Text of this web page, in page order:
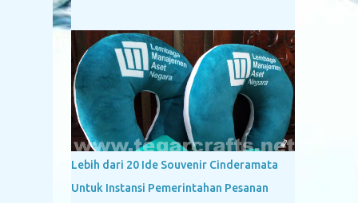
pokok-pokok pikiran yang ia tuangkan
dalam sebuah Proposal Disertasi di
hadapan Komisi Penguji Proposal Disertasi.
Jika komisi penguji menyatakan sebuah
proposal Disertasi layak untuk
ditindaklanjuti menjadi sebuah Disertasi,
maka peserta berhak menyandang titel
Kandidat Doktor. Tegarcrafts sebagai
perusahaan spesialis penyedia souvenir
perbankan juga menyediakan berbagai
Lebih dari 20 Ide Souvenir Cinderamata
Untuk Instansi Pemerintahan Pesanan